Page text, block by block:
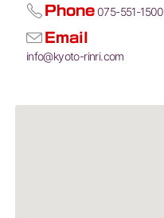
Phone 075-551-1500
Email
info@kyoto-rinri.com